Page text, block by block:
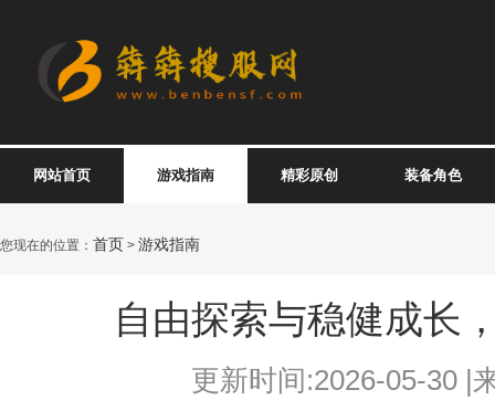
网站首页 游戏指南 精彩原创 装备角色
您现在的位置： 首页 > 游戏指南
自由探索与稳健成长
更新时间:2026-05-30 |